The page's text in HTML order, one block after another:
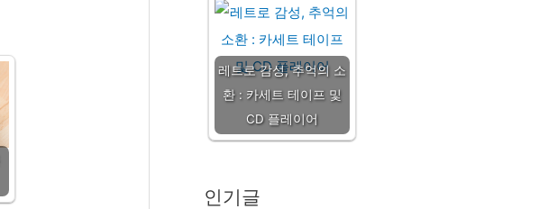
레트로 감성, 추억의 소
환 : 카세트 테이프 및
CD 플레이어
인기글